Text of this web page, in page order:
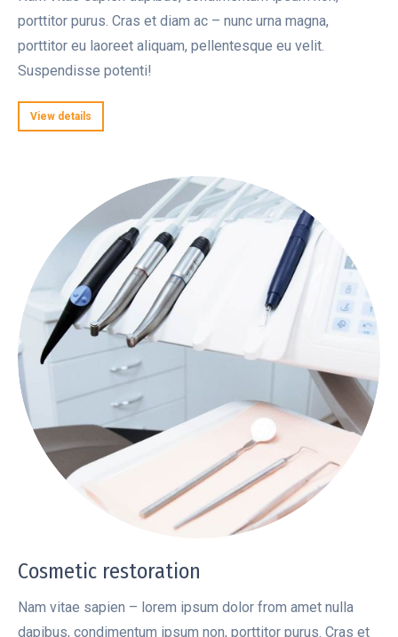
porttitor purus. Cras et diam ac – nunc urna magna,
porttitor eu laoreet aliquam, pellentesque eu velit.
Suspendisse potenti!
View details
Cosmetic restoration
Nam vitae sapien – lorem ipsum dolor from amet nulla
dapibus, condimentum ipsum non, porttitor purus. Cras et